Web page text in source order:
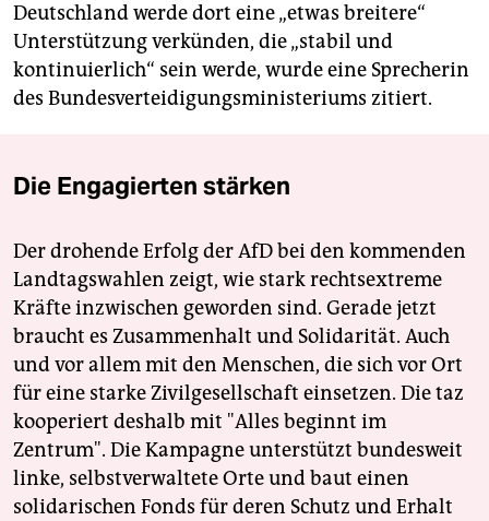
Deutschland werde dort eine „etwas breitere“
Unterstützung verkünden, die „stabil und
kontinuierlich“ sein werde, wurde eine Sprecherin
des Bundesverteidigungsministeriums zitiert.
Die Engagierten stärken
Der drohende Erfolg der AfD bei den kommenden
Landtagswahlen zeigt, wie stark rechtsextreme
Kräfte inzwischen geworden sind. Gerade jetzt
braucht es Zusammenhalt und Solidarität. Auch
und vor allem mit den Menschen, die sich vor Ort
für eine starke Zivilgesellschaft einsetzen. Die taz
kooperiert deshalb mit "Alles beginnt im
Zentrum". Die Kampagne unterstützt bundesweit
linke, selbstverwaltete Orte und baut einen
solidarischen Fonds für deren Schutz und Erhalt